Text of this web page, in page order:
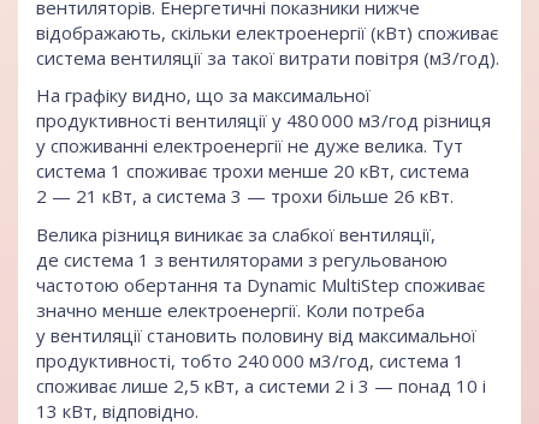
вентиляторів. Енергетичні показники нижче
відображають, скільки електроенергії (кВт) споживає
система вентиляції за такої витрати повітря (м3/год).
На графіку видно, що за максимальної
продуктивності вентиляції у 480 000 м3/год різниця
у споживанні електроенергії не дуже велика. Тут
система 1 споживає трохи менше 20 кВт, система
2 — 21 кВт, а система 3 — трохи більше 26 кВт.
Велика різниця виникає за слабкої вентиляції,
де система 1 з вентиляторами з регульованою
частотою обертання та Dynamic MultiStep споживає
значно менше електроенергії. Коли потреба
у вентиляції становить половину від максимальної
продуктивності, тобто 240 000 м3/год, система 1
споживає лише 2,5 кВт, а системи 2 і 3 — понад 10 і
13 кВт, відповідно.